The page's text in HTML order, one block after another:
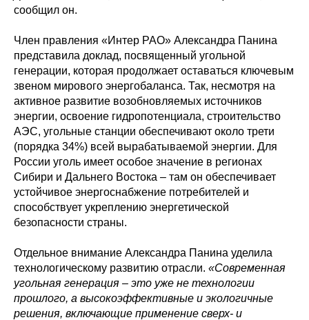
сообщил он.
Член правления «Интер РАО» Александра Панина
представила доклад, посвященный угольной
генерации, которая продолжает оставаться ключевым
звеном мирового энергобаланса. Так, несмотря на
активное развитие возобновляемых источников
энергии, освоение гидропотенциала, строительство
АЭС, угольные станции обеспечивают около трети
(порядка 34%) всей вырабатываемой энергии. Для
России уголь имеет особое значение в регионах
Сибири и Дальнего Востока – там он обеспечивает
устойчивое энергоснабжение потребителей и
способствует укреплению энергетической
безопасности страны.
Отдельное внимание Александра Панина уделила
технологическому развитию отрасли. «Современная
угольная генерация – это уже не технологии
прошлого, а высокоэффективные и экологичные
решения, включающие применение сверх- и